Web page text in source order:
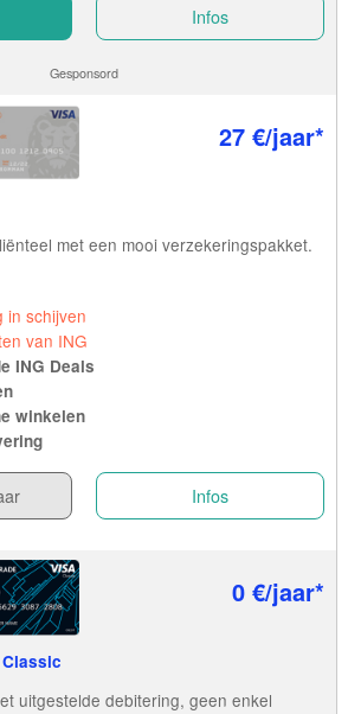
Infos
Gesponsord
27 €/jaar*
met een mooi verzekeringspakket.
in schijven
van ING
ING Deals
winkelen
Infos
0 €/jaar*
uitgestelde debitering, geen enkel